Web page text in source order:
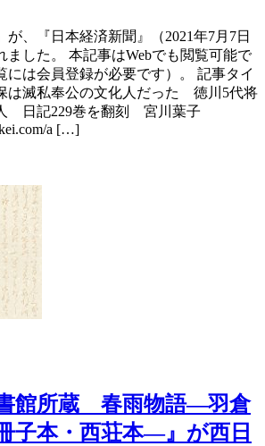
が、『日本経済新聞』（2021年7月7日
ました。 本記事はWebでも閲覧可能で
には会員登録が必要です）。 記事タイ
は滅私奉公の文化人だった 徳川5代将
日記229巻を翻刻 宮川葉子
a […]
書館所蔵 春雨物語―羽倉
子本・西荘本―』が西日